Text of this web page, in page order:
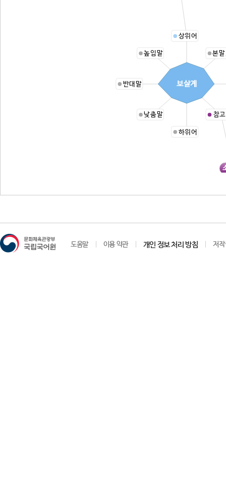
상위어
본
참
하위어
낮춤말
반대말
높임말
보살계
도움말 이용 약관 개인 정보 처리 방침 저